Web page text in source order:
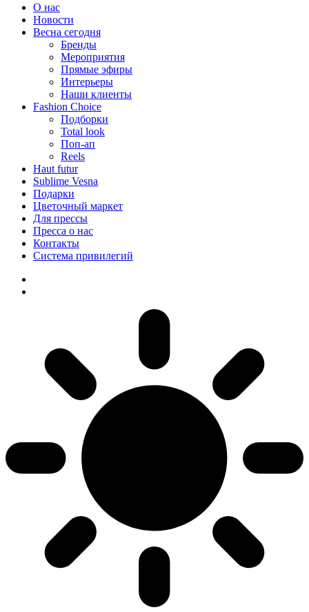
О нас
Новости
Весна сегодня
Бренды
Меро­приятия
Прямые эфиры
Интерьеры
Наши клиенты
Fashion Choice
Подборки
Total look
Поп-ап
Reels
Haut futur
Sublime Vesna
Подарки
Цветочный маркет
Для прессы
Пресса о нас
Контакты
Система привилегий